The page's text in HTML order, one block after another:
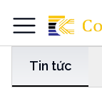
Tin tức